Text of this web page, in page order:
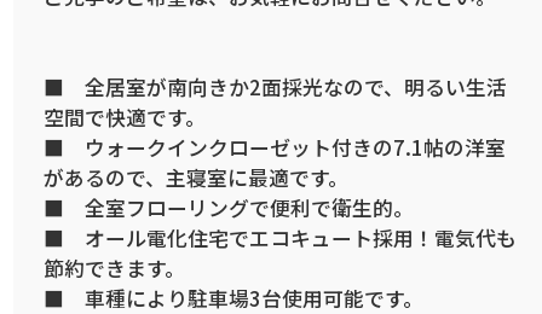
■ 全居室が南向きか2面採光なので、明るい生活
空間で快適です。
■ ウォークインクローゼット付きの7.1帖の洋室
があるので、主寝室に最適です。
■ 全室フローリングで便利で衛生的。
■ オール電化住宅でエコキュート採用！電気代も
節約できます。
■ 車種により駐車場3台使用可能です。